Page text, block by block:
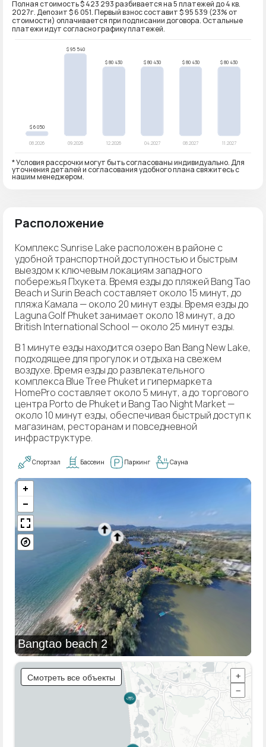
Полная стоимость $ 423 293 разбивается на 5 платежей до 4 кв.
2027г. Депозит $ 6 051. Первый взнос составит $ 95 539 (23% от
стоимости) оплачивается при подписании договора. Остальные
платежи идут согласно графику платежей.
* Условия рассрочки могут быть согласованы индивидуально. Для
уточнения деталей и согласования удобного плана свяжитесь с
нашим менеджером.
Расположение
Комплекс Sunrise Lake расположен в районе с
удобной транспортной доступностью и быстрым
выездом к ключевым локациям западного
побережья Пхукета. Время езды до пляжей Bang Tao
Beach и Surin Beach составляет около 15 минут, до
пляжа Камала — около 20 минут езды. Время езды до
Laguna Golf Phuket занимает около 18 минут, а до
British International School — около 25 минут езды.
В 1 минуте езды находится озеро Ban Bang New Lake,
подходящее для прогулок и отдыха на свежем
воздухе. Время езды до развлекательного
комплекса Blue Tree Phuket и гипермаркета
HomePro составляет около 5 минут, а до торгового
центра Porto de Phuket и Bang Tao Night Market —
около 10 минут езды, обеспечивая быстрый доступ к
магазинам, ресторанам и повседневной
инфраструктуре.
Спортзал Бассеин Паркинг Сауна
Bangtao beach 2
Смотреть все объекты
+
−